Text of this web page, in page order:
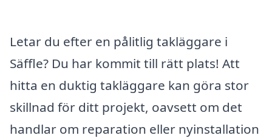
Letar du efter en pålitlig takläggare i
Säffle? Du har kommit till rätt plats! Att
hitta en duktig takläggare kan göra stor
skillnad för ditt projekt, oavsett om det
handlar om reparation eller nyinstallation